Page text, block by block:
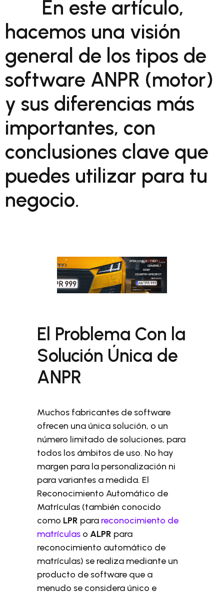
En este artículo,
hacemos una visión
general de los tipos de
software ANPR (motor)
y sus diferencias más
importantes, con
conclusiones clave que
puedes utilizar para tu
negocio.
El Problema Con la
Solución Única de
ANPR
Muchos fabricantes de software
ofrecen una única solución, o un
número limitado de soluciones, para
todos los ámbitos de uso. No hay
margen para la personalización ni
para variantes a medida. El
Reconocimiento Automático de
Matrículas (también conocido
como LPR para reconocimiento de
matrículas oALPR para
reconocimiento automático de
matrículas) se realiza mediante un
producto de software que a
menudo se considera único e